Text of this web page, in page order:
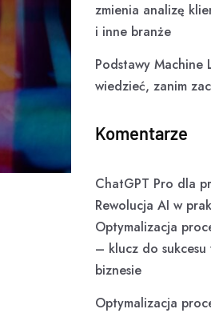
zmienia analizę
i inne branże
Podstawy Machine
wiedzieć, zanim
Komentarze
ChatGPT Pro dla
Rewolucja AI w
Optymalizacja
– klucz do sukcesu
biznesie
Optymalizacja